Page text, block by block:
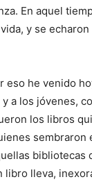
En aquel
y se
eso he venido
a los jóvenes,
los libros
sembraron
lleva,